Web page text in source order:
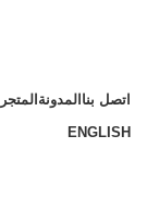
المتجر المدونة اتصل بنا
ENGLISH